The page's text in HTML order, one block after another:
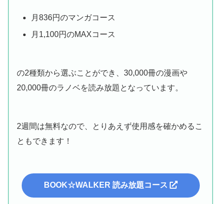
月836円のマンガコース
月1,100円のMAXコース
の2種類から選ぶことができ、30,000冊の漫画や
20,000冊のラノベを読み放題となっています。
2週間は無料なので、とりあえず使用感を確かめるこ
ともできます！
BOOK☆WALKER 読み放題コース